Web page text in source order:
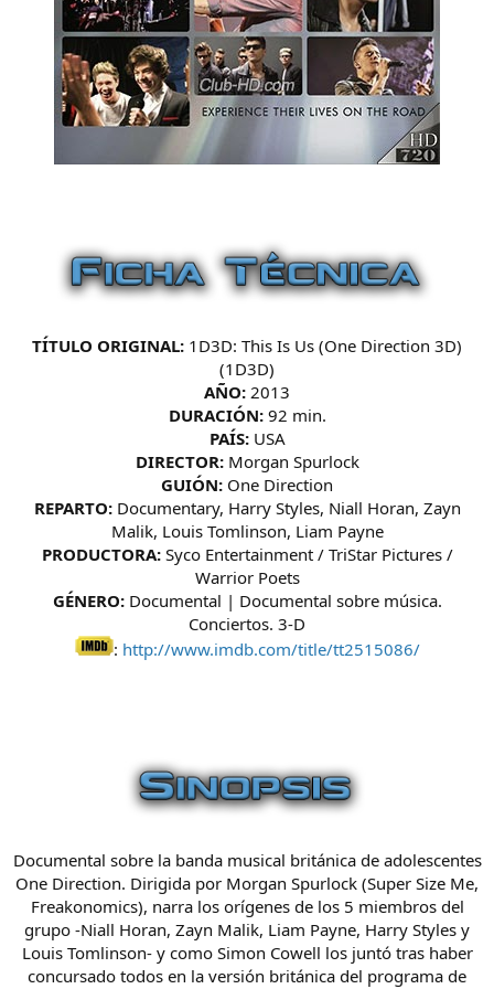
TÍTULO ORIGINAL: 1D3D: This Is Us (One Direction 3D)
(1D3D)
AÑO: 2013
DURACIÓN:92 min.
PAÍS:USA
DIRECTOR:Morgan Spurlock
GUIÓN: One Direction
REPARTO:Documentary, Harry Styles, Niall Horan, Zayn
Malik, Louis Tomlinson, Liam Payne
PRODUCTORA:Syco Entertainment / TriStar Pictures /
Warrior Poets
GÉNERO:Documental | Documental sobre música.
Conciertos. 3-D
: http://www.imdb.com/title/tt2515086/
Documental sobre la banda musical británica de adolescentes
One Direction. Dirigida por Morgan Spurlock (Super Size Me,
Freakonomics), narra los orígenes de los 5 miembros del
grupo -Niall Horan, Zayn Malik, Liam Payne, Harry Styles y
Louis Tomlinson- y como Simon Cowell los juntó tras haber
concursado todos en la versión británica del programa de